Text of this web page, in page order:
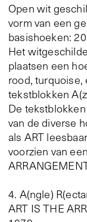
Open wit
vorm van een
basishoeken:
Het
plaatsen een
rood, turquoise,
tekstblokken
De
van de diverse
als ART
voorzien van
4. A(ngle)
ART IS THE